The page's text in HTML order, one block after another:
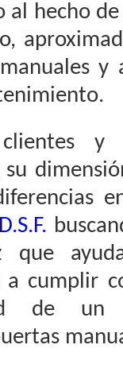
al hecho
y
y
que
cumplir
de un